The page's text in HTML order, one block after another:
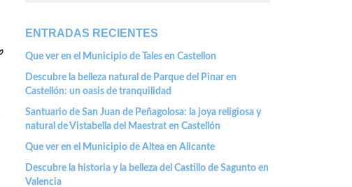
ENTRADAS RECIENTES
Que ver en el Municipio de Tales en Castellon
Descubre la belleza natural de Parque del Pinar en
Castellón: un oasis de tranquilidad
Santuario de San Juan de Peñagolosa: la joya religiosa y
natural de Vistabella del Maestrat en Castellón
Que ver en el Municipio de Altea en Alicante
Descubre la historia y la belleza del Castillo de Sagunto en
Valencia